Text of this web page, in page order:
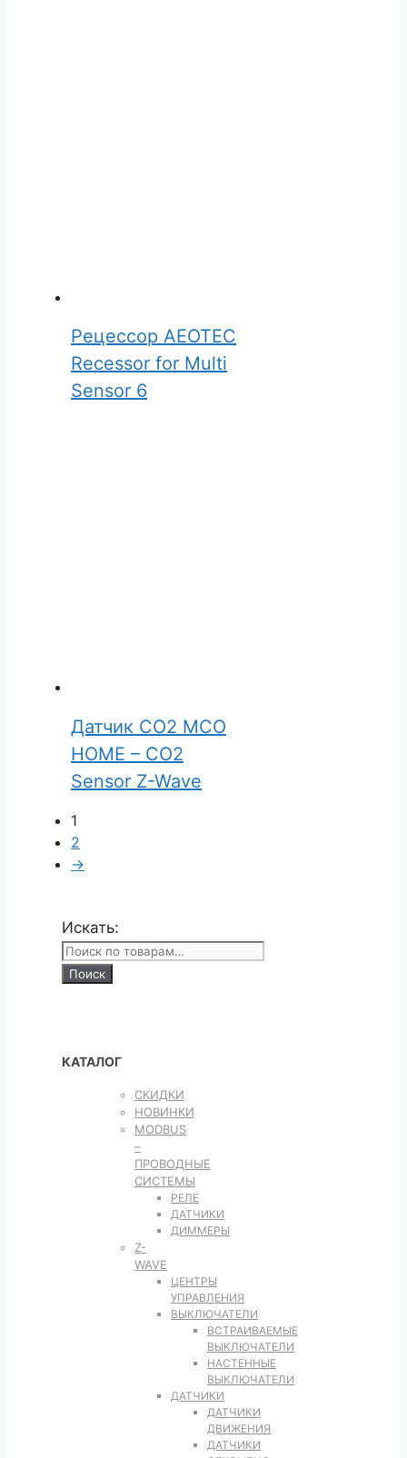
Рецессор AEOTEC
Recessor for Multi
Sensor 6
Датчик CO2 MCO
HOME – CO2
Sensor Z-Wave
1
2
→
Искать:
Поиск
КАТАЛОГ
СКИДКИ
НОВИНКИ
MODBUS
–
ПРОВОДНЫЕ
СИСТЕМЫ
РЕЛЕ
ДАТЧИКИ
ДИММЕРЫ
Z-
WAVE
ЦЕНТРЫ
УПРАВЛЕНИЯ
ВЫКЛЮЧАТЕЛИ
ВСТРАИВАЕМЫЕ
ВЫКЛЮЧАТЕЛИ
НАСТЕННЫЕ
ВЫКЛЮЧАТЕЛИ
ДАТЧИКИ
ДАТЧИКИ
ДВИЖЕНИЯ
ДАТЧИКИ